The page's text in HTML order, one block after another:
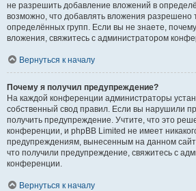
не разрешить добавление вложений в
возможно, что добавлять вложения разрешено
определённых групп. Если вы не знаете,
вложения, свяжитесь с администратором
Вернуться к началу
Почему я получил предупреждение?
На каждой конференции администраторы
собственный свод правил. Если вы нарушили
получить предупреждение. Учтите, что это
конференции, и phpBB Limited не имеет
предупреждениям, вынесенным на данном
что получили предупреждение, свяжитесь с
конференции.
Вернуться к началу